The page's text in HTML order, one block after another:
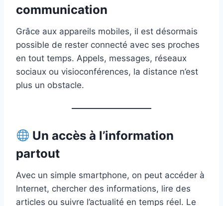
communication
Grâce aux appareils mobiles, il est désormais
possible de rester connecté avec ses proches
en tout temps. Appels, messages, réseaux
sociaux ou visioconférences, la distance n’est
plus un obstacle.
Un accès à l’information
partout
Avec un simple smartphone, on peut accéder à
Internet, chercher des informations, lire des
articles ou suivre l’actualité en temps réel. Le